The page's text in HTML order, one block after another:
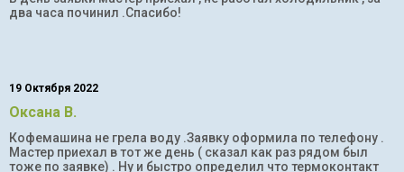
два часа починил .Спасибо!
19 Октября 2022
Оксана В.
Кофемашина не грела воду .Заявку оформила по телефону .
Мастер приехал в тот же день ( сказал как раз рядом был
тоже по заявке) . Ну и быстро определил что термоконтакт